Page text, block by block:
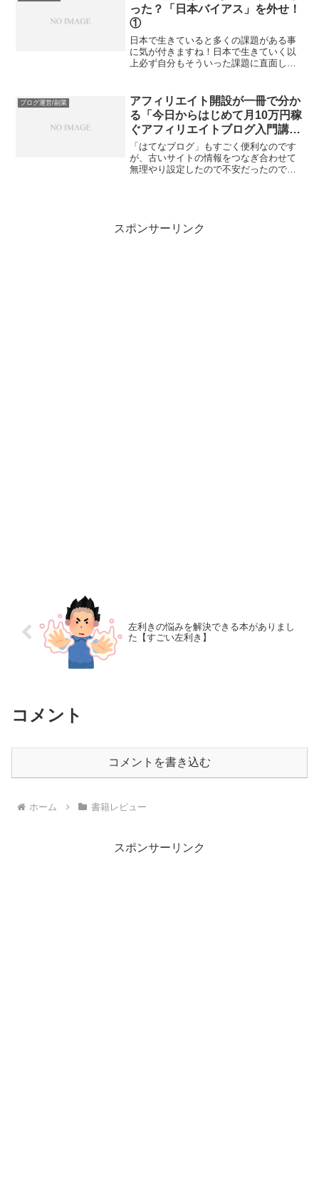
おくん、ストリートファイター、ウイニ
ングイレブンやパワプロ、桃鉄など人そ
れぞれ思い出が蘇る名作がある
った？「日本バイアス」を外せ！
①
日本で生きていると多くの課題がある事
に気が付きますね！日本で生きていく以
上必ず自分もそういった課題に直面しま
と約50歳！
ブログ運営/副業
アフィリエイト開設が一冊で分か
る「今日からはじめて月10万円稼
ぐアフィリエイトブログ入門講
座」
「はてなブログ」もすごく便利なのです
が、古いサイトの情報をつなぎ合わせて
無理やり設定したので不安だったので、
スポンサーリンク
左利きの悩みを解決できる本がありまし
た【すごい左利き】
コメント
コメントを書き込む
ホーム 書籍レビュー
スポンサーリンク